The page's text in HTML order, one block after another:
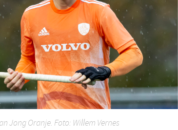
Jong Oranje. Foto: Willem Vernes